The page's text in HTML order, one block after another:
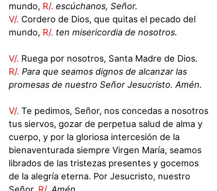
mundo, R/. escúchanos, Señor.
V/. Cordero de Dios, que quitas el pecado del
mundo, R/. ten misericordia de nosotros.
V/. Ruega por nosotros, Santa Madre de Dios.
R/. Para que seamos dignos de alcanzar las
promesas de nuestro Señor Jesucristo. Amén.
V/. Te pedimos, Señor, nos concedas a nosotros
tus siervos, gozar de perpetua salud de alma y
cuerpo, y por la gloriosa intercesión de la
bienaventurada siempre Virgen María, seamos
librados de las tristezas presentes y gocemos
de la alegría eterna. Por Jesucristo, nuestro